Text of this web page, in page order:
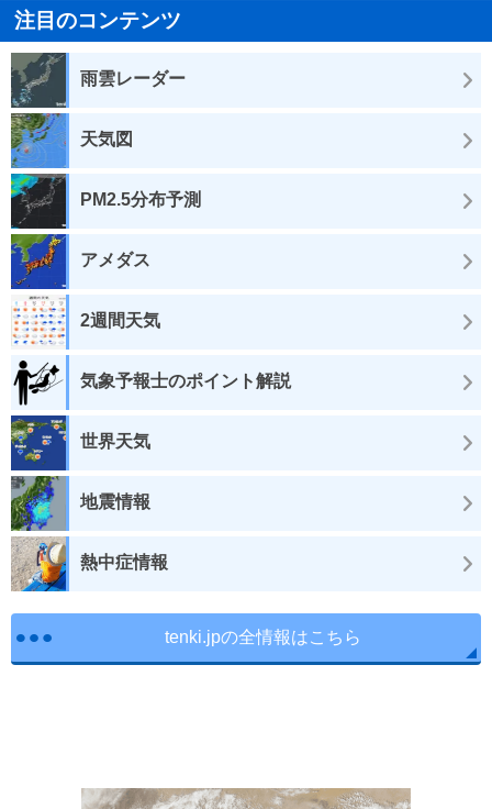
注目のコンテンツ
雨雲レーダー
天気図
PM2.5分布予測
アメダス
2週間天気
気象予報士のポイント解説
世界天気
地震情報
熱中症情報
tenki.jpの全情報はこちら